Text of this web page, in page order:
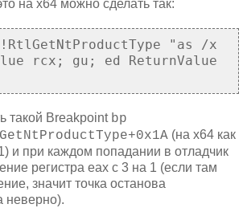
на x64 можно сделать так:
"as /x
rcx; gu; ed ReturnValue
такой Breakpoint bp
(на x64 как
и при каждом попадании в отладчик
регистра eax с 3 на 1 (если там
значит точка останова
неверно).